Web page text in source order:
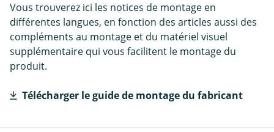
Vous trouverez ici les notices de montage en
différentes langues, en fonction des articles aussi des
compléments au montage et du matériel visuel
supplémentaire qui vous facilitent le montage du
produit.
Télécharger le guide de montage du fabricant